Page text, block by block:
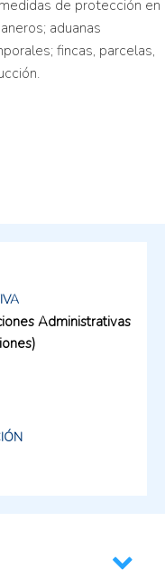
de protección en
aduanas
fincas, parcelas,
Administrativas